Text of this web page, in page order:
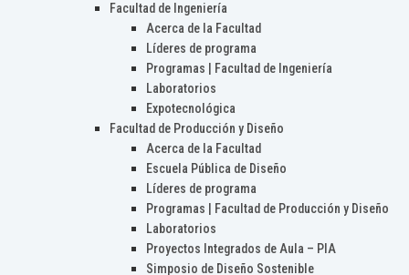
Facultad de Ingeniería
Acerca de la Facultad
Líderes de programa
Programas | Facultad de Ingeniería
Laboratorios
Expotecnológica
Facultad de Producción y Diseño
Acerca de la Facultad
Escuela Pública de Diseño
Líderes de programa
Programas | Facultad de Producción y Diseño
Laboratorios
Proyectos Integrados de Aula – PIA
Simposio de Diseño Sostenible